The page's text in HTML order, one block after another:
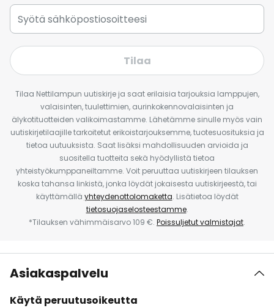
Tilaa
Tilaa Nettilampun uutiskirje ja saat erilaisia tarjouksia lamppujen,
valaisinten, tuulettimien, aurinkokennovalaisinten ja
älykotituotteiden valikoimastamme. Lähetämme sinulle myös vain
uutiskirjetilaajille tarkoitetut erikoistarjouksemme, tuotesuosituksia ja
tietoa uutuuksista. Saat lisäksi mahdollisuuden arvioida ja
suositella tuotteita sekä hyödyllistä tietoa
yhteistyökumppaneiltamme. Voit peruuttaa uutiskirjeen tilauksen
koska tahansa linkistä, jonka löydät jokaisesta uutiskirjeestä, tai
käyttämällä yhteydenottolomaketta. Lisätietoa löydät
tietosuojaselosteestamme.
*Tilauksen vähimmäisarvo 109 €. Poissuljetut valmistajat.
Asiakaspalvelu
Käytä peruutusoikeutta